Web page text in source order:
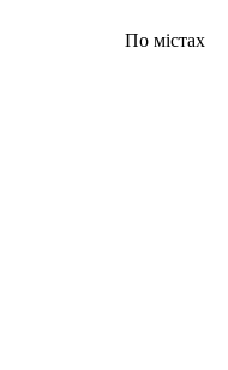
По містах